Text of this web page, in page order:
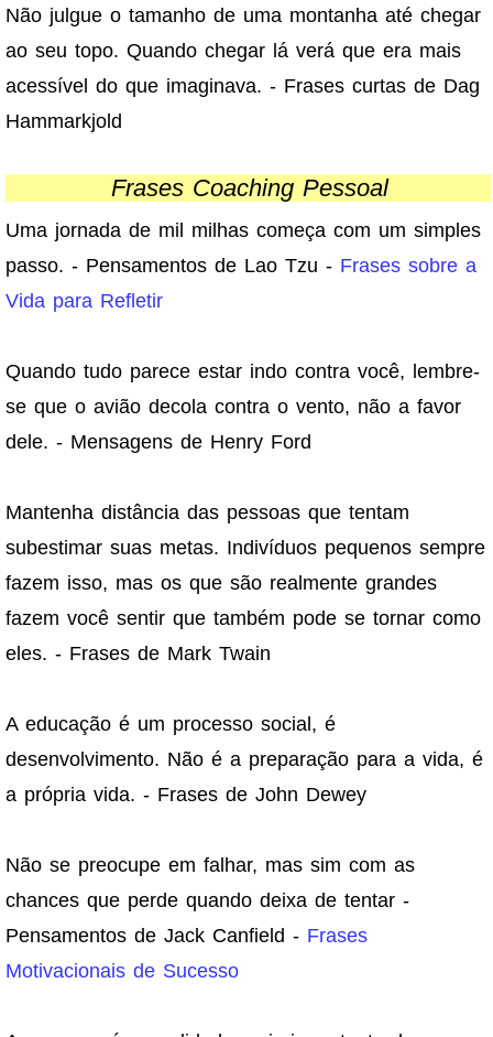
Não julgue o tamanho de uma montanha até chegar
ao seu topo. Quando chegar lá verá que era mais
acessível do que imaginava. - Frases curtas de Dag
Hammarkjold
Frases Coaching Pessoal
Uma jornada de mil milhas começa com um simples
passo. - Pensamentos de Lao Tzu - Frases sobre a
Vida para Refletir
Quando tudo parece estar indo contra você, lembre-
se que o avião decola contra o vento, não a favor
dele. - Mensagens de Henry Ford
Mantenha distância das pessoas que tentam
subestimar suas metas. Indivíduos pequenos sempre
fazem isso, mas os que são realmente grandes
fazem você sentir que também pode se tornar como
eles. - Frases de Mark Twain
A educação é um processo social, é
desenvolvimento. Não é a preparação para a vida, é
a própria vida. - Frases de John Dewey
Não se preocupe em falhar, mas sim com as
chances que perde quando deixa de tentar -
Pensamentos de Jack Canfield - Frases
Motivacionais de Sucesso